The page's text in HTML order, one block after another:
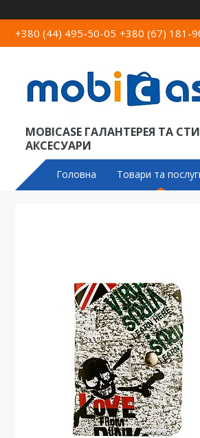
+380 (44) 495-50-05 +380 (67) 181-
MOBICASE ГАЛАНТЕРЕЯ ТА
АКСЕСУАРИ
Головна Товари та